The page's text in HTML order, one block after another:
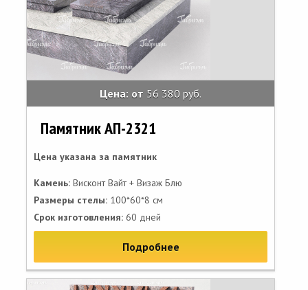
Цена: от 56 380 руб.
Памятник АП-2321
Цена указана за памятник
Камень: Висконт Вайт + Визаж Блю
Размеры стелы: 100*60*8 см
Срок изготовления: 60 дней
Подробнее